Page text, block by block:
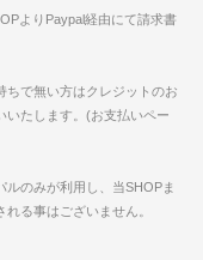
よりPaypal経由にて請求書
ちで無い方はクレジットのお
いたします。(お支払いペー
のみが利用し、当SHOPま
る事はございません。